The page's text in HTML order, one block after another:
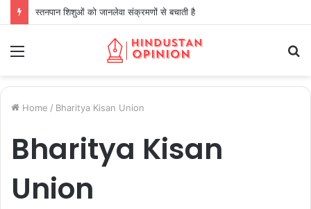
स्तनपान शिशुओं को जानलेवा संक्रमणों से बचाती है
Home / Bharitya Kisan Union
Bharitya Kisan
Union